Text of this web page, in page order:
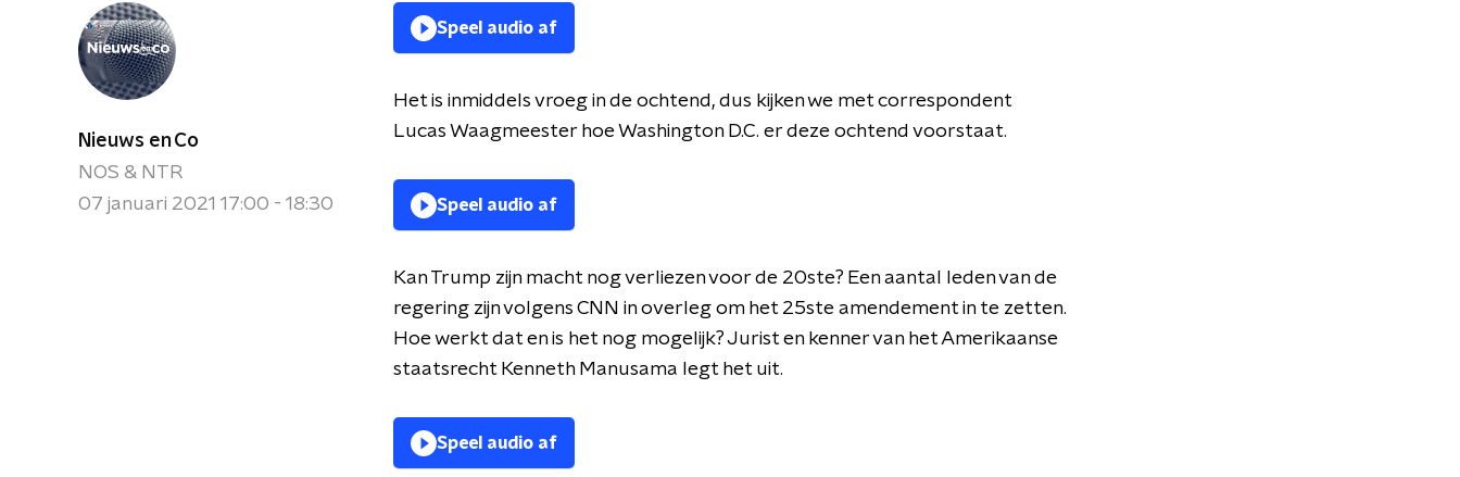
Nieuws en Co
NOS & NTR
07 januari 2021 17:00 - 18:30
Speel audio af
Het is inmiddels vroeg in de ochtend, dus kijken we met correspondent
Lucas Waagmeester hoe Washington D.C. er deze ochtend voorstaat.
Speel audio af
Kan Trump zijn macht nog verliezen voor de 20ste? Een aantal leden van de
regering zijn volgens CNN in overleg om het 25ste amendement in te zetten.
Hoe werkt dat en is het nog mogelijk? Jurist en kenner van het Amerikaanse
staatsrecht Kenneth Manusama legt het uit.
Speel audio af